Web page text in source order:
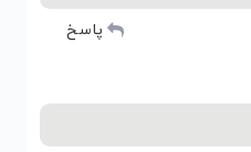
پاسخ